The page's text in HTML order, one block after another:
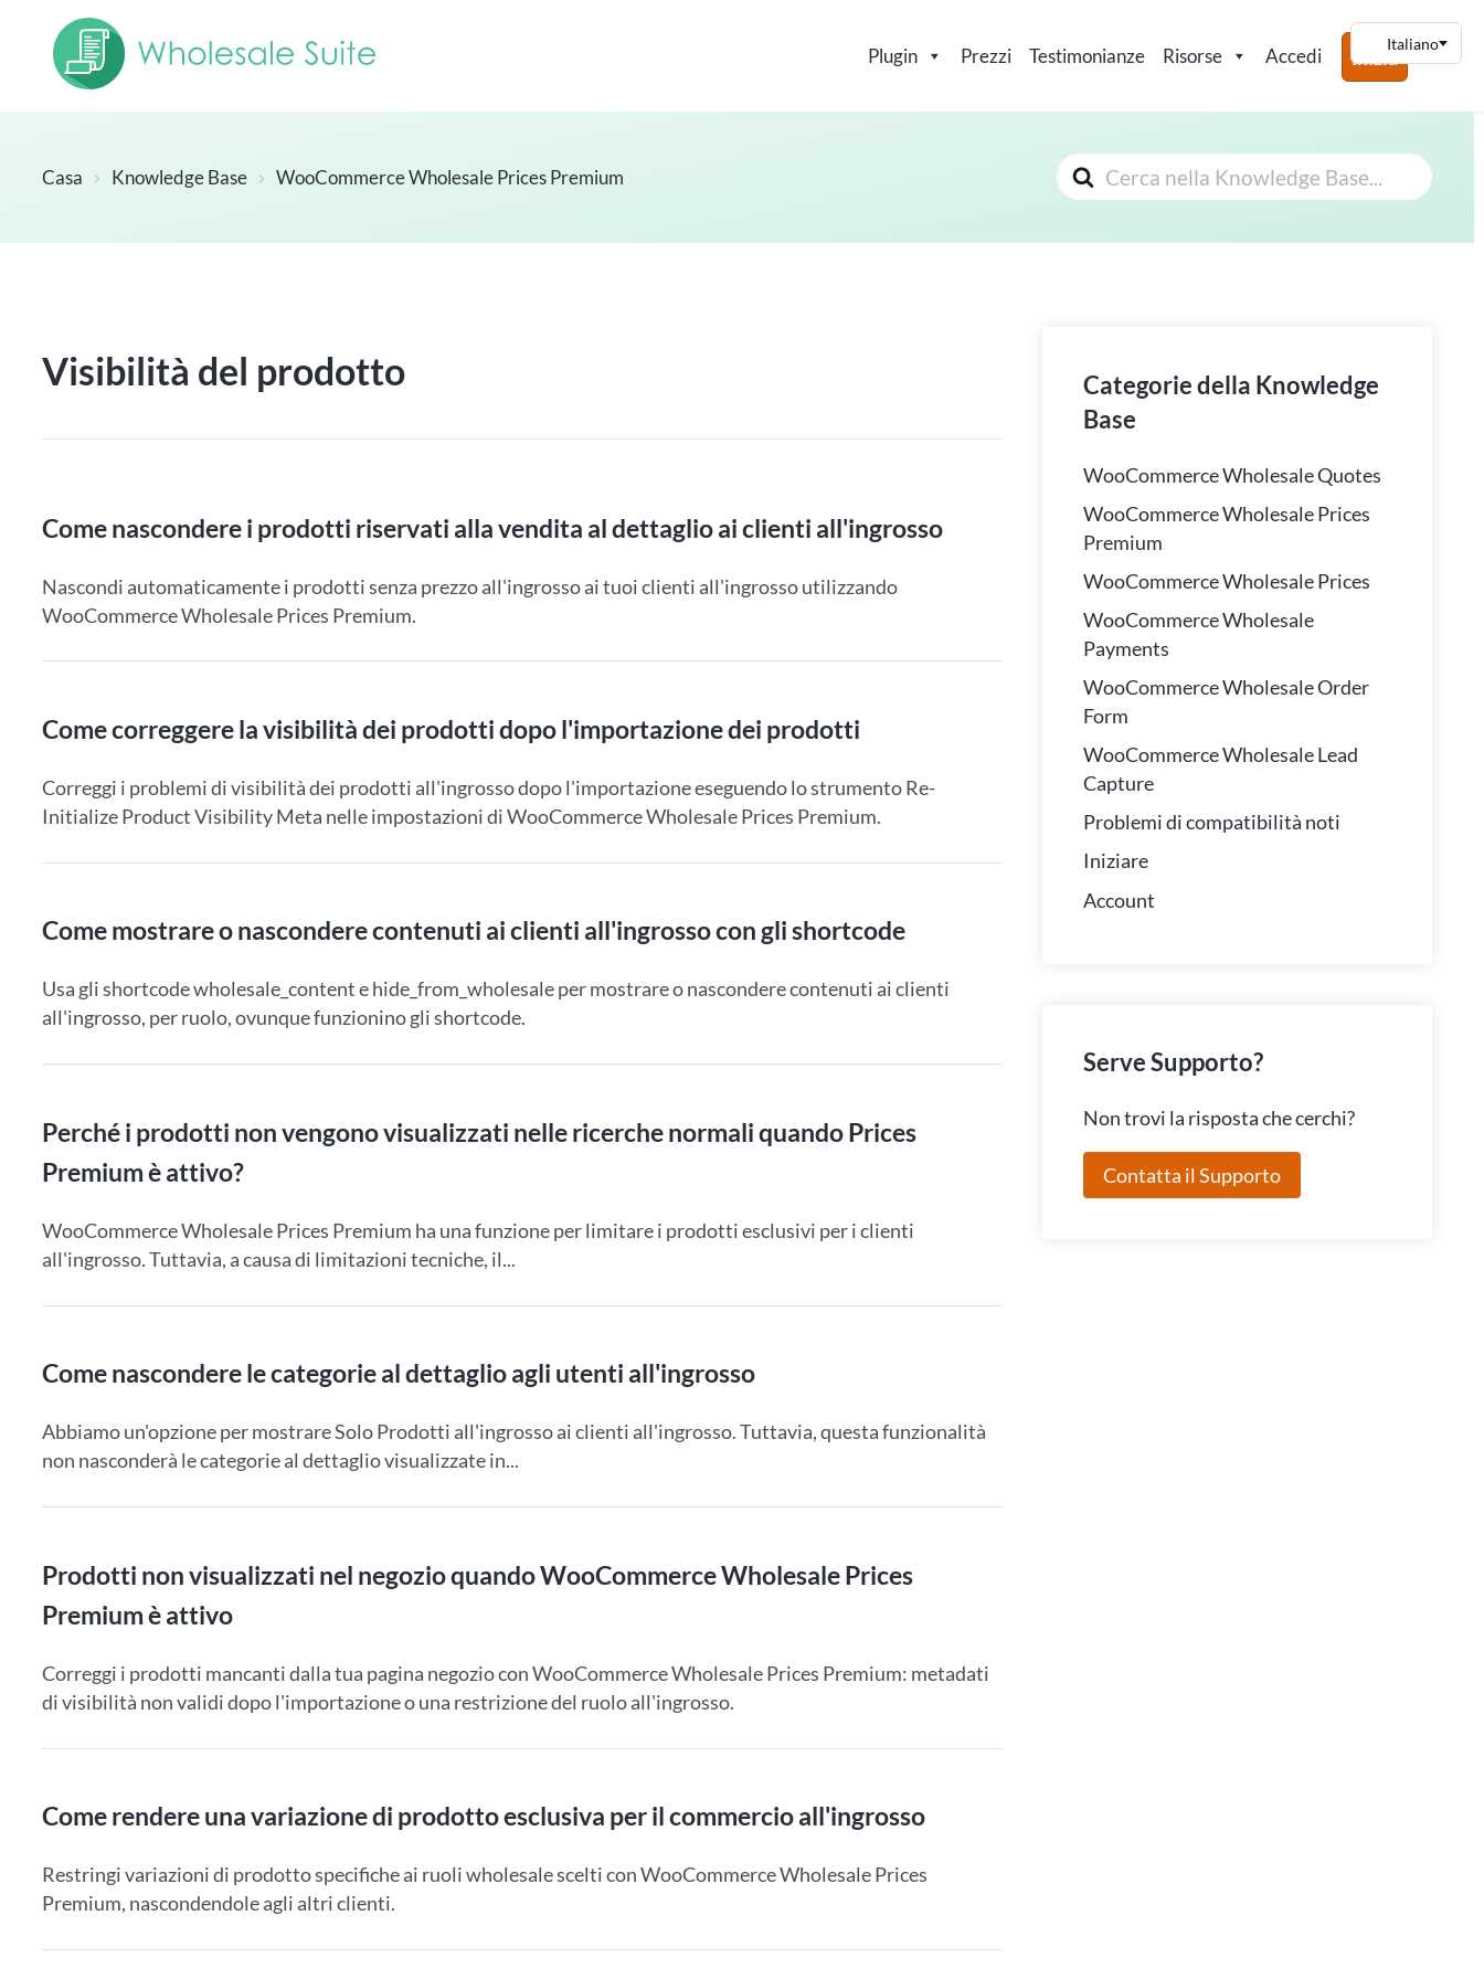
Plugin Prezzi Testimonianze Risorse Accedi Inizia
Cerca
Casa Knowledge Base WooCommerce Wholesale Prices Premium
Visibilità del prodotto
Come nascondere i prodotti riservati alla vendita al dettaglio ai clienti all'ingrosso
Nascondi automaticamente i prodotti senza prezzo all'ingrosso ai tuoi clienti all'ingrosso utilizzando
WooCommerce Wholesale Prices Premium.
Come correggere la visibilità dei prodotti dopo l'importazione dei prodotti
Correggi i problemi di visibilità dei prodotti all'ingrosso dopo l'importazione eseguendo lo strumento Re-
Initialize Product Visibility Meta nelle impostazioni di WooCommerce Wholesale Prices Premium.
Come mostrare o nascondere contenuti ai clienti all'ingrosso con gli shortcode
Usa gli shortcode wholesale_content e hide_from_wholesale per mostrare o nascondere contenuti ai clienti
all'ingrosso, per ruolo, ovunque funzionino gli shortcode.
Perché i prodotti non vengono visualizzati nelle ricerche normali quando Prices
Premium è attivo?
WooCommerce Wholesale Prices Premium ha una funzione per limitare i prodotti esclusivi per i clienti
all'ingrosso. Tuttavia, a causa di limitazioni tecniche, il...
Come nascondere le categorie al dettaglio agli utenti all'ingrosso
Abbiamo un'opzione per mostrare Solo Prodotti all'ingrosso ai clienti all'ingrosso. Tuttavia, questa funzionalità
non nasconderà le categorie al dettaglio visualizzate in...
Prodotti non visualizzati nel negozio quando WooCommerce Wholesale Prices
Premium è attivo
Correggi i prodotti mancanti dalla tua pagina negozio con WooCommerce Wholesale Prices Premium: metadati
di visibilità non validi dopo l'importazione o una restrizione del ruolo all'ingrosso.
Come rendere una variazione di prodotto esclusiva per il commercio all'ingrosso
Restringi variazioni di prodotto specifiche ai ruoli wholesale scelti con WooCommerce Wholesale Prices
Premium, nascondendole agli altri clienti.
Categorie della Knowledge
Base
WooCommerce Wholesale Quotes
WooCommerce Wholesale Prices
Premium
WooCommerce Wholesale Prices
WooCommerce Wholesale
Payments
WooCommerce Wholesale Order
Form
WooCommerce Wholesale Lead
Capture
Problemi di compatibilità noti
Iniziare
Account
Serve Supporto?
Non trovi la risposta che cerchi?
Contatta il Supporto